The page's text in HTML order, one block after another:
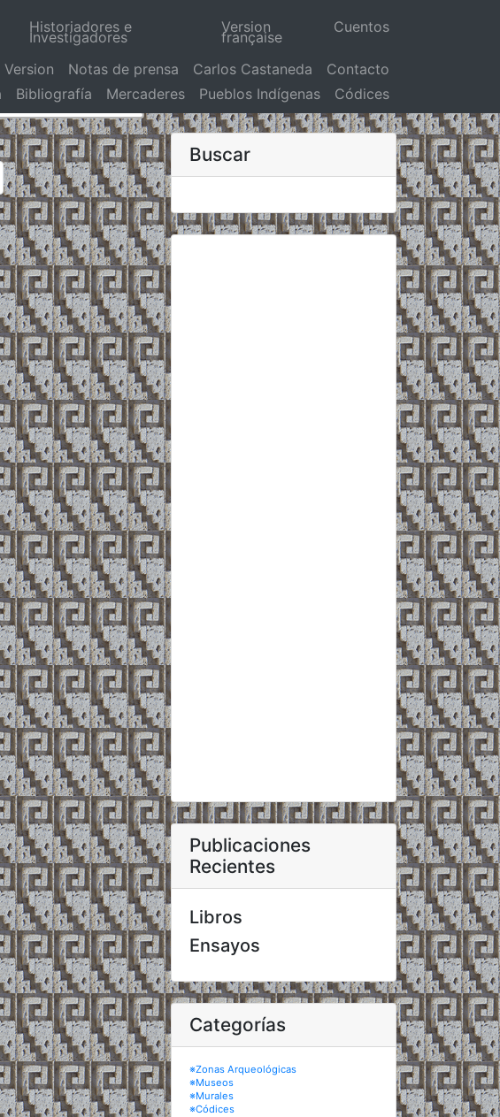
Historiadores e
Investigadores
Version
française
Cuentos
Version Notas de prensa Carlos Castaneda
Contacto
Bibliografía Mercaderes Pueblos Indígenas Códices
Buscar
Publicaciones
Recientes
Libros
Ensayos
Categorías
※Zonas Arqueológicas
※Museos
※Murales
※Códices